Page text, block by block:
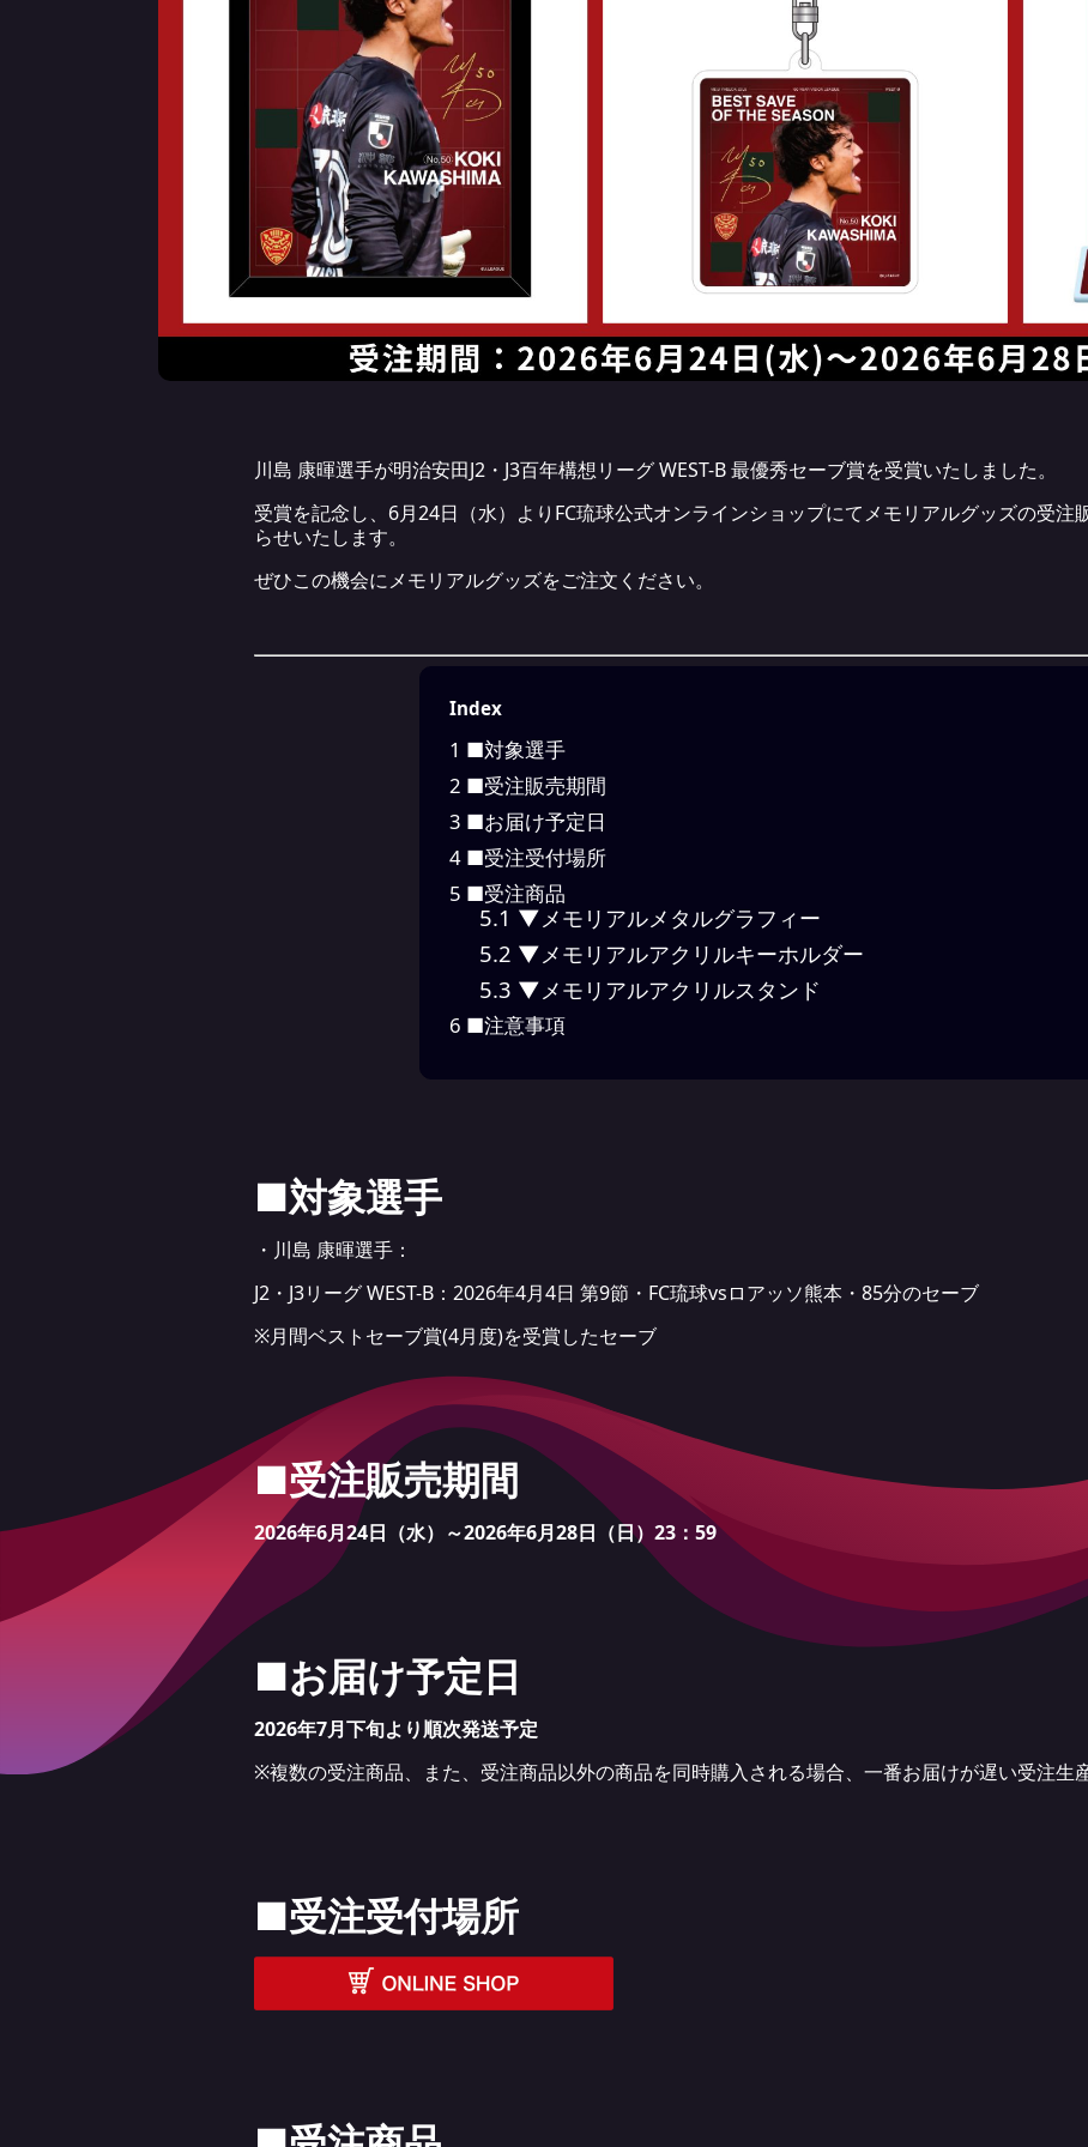
川島 康暉選手が明治安田J2・J3百年構想リーグ WEST-B 最優秀セーブ賞を受賞いたしました。
受賞を記念し、6月24日（水）よりFC琉球公式オンラインショップにてメモリアルグッズの受注
らせいたします。
ぜひこの機会にメモリアルグッズをご注文ください。
Index
1 ■対象選手
2 ■受注販売期間
3 ■お届け予定日
4 ■受注受付場所
5 ■受注商品
5.1 ▼メモリアルメタルグラフィー
5.2 ▼メモリアルアクリルキーホルダー
5.3 ▼メモリアルアクリルスタンド
6 ■注意事項
■対象選手
・川島 康暉選手：
J2・J3リーグ WEST-B：2026年4月4日 第9節・FC琉球vsロアッソ熊本・85分のセーブ
※月間ベストセーブ賞(4月度)を受賞したセーブ
■受注販売期間
2026年6月24日（水）～2026年6月28日（日）23：59
■お届け予定日
2026年7月下旬より順次発送予定
※複数の受注商品、また、受注商品以外の商品を同時購入される場合、一番お届けが遅い受注生
■受注受付場所